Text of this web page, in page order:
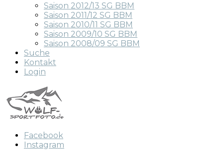
Saison 2012/13 SG BBM
Saison 2011/12 SG BBM
Saison 2010/11 SG BBM
Saison 2009/10 SG BBM
Saison 2008/09 SG BBM
Suche
Kontakt
Login
Facebook
Instagram